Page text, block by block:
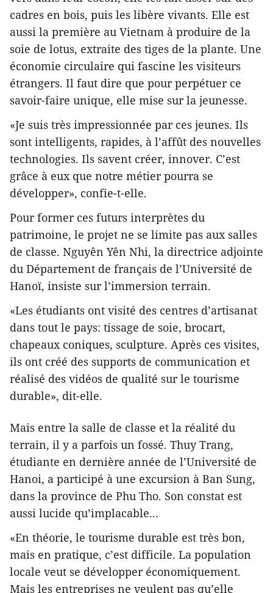
cadres en bois, puis les libère vivants. Elle est
aussi la première au Vietnam à produire de la
soie de lotus, extraite des tiges de la plante. Une
économie circulaire qui fascine les visiteurs
étrangers. Il faut dire que pour perpétuer ce
savoir-faire unique, elle mise sur la jeunesse.
«Je suis très impressionnée par ces jeunes. Ils
sont intelligents, rapides, à l’affût des nouvelles
technologies. Ils savent créer, innover. C’est
grâce à eux que notre métier pourra se
développer», confie-t-elle.
Pour former ces futurs interprètes du
patrimoine, le projet ne se limite pas aux salles
de classe. Nguyên Yên Nhi, la directrice adjointe
du Département de français de l’Université de
Hanoï, insiste sur l’immersion terrain.
«Les étudiants ont visité des centres d’artisanat
dans tout le pays: tissage de soie, brocart,
chapeaux coniques, sculpture. Après ces visites,
ils ont créé des supports de communication et
réalisé des vidéos de qualité sur le tourisme
durable», dit-elle.
Mais entre la salle de classe et la réalité du
terrain, il y a parfois un fossé. Thuy Trang,
étudiante en dernière année de l’Université de
Hanoi, a participé à une excursion à Ban Sung,
dans la province de Phu Tho. Son constat est
aussi lucide qu’implacable...
«En théorie, le tourisme durable est très bon,
mais en pratique, c’est difficile. La population
locale veut se développer économiquement.
Mais les entreprises ne veulent pas qu’elle